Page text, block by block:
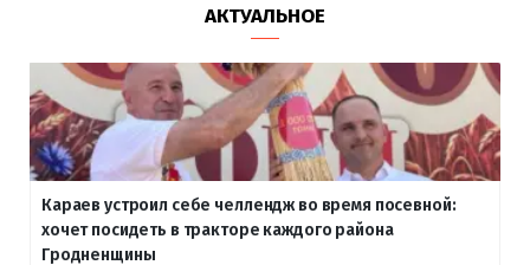
АКТУАЛЬНОЕ
Караев устроил себе челлендж во время посевной:
хочет посидеть в тракторе каждого района
Гродненщины